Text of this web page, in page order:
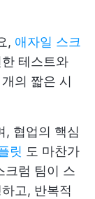
, 애자일 스크
테스트와
의 짧은 시
, 협업의 핵심
릿 도 마찬가
크럼 팀이 스
고, 반복적